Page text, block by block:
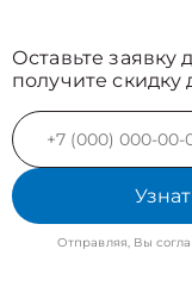
Оставьте заявку
получите скидку
Отправляя, Вы